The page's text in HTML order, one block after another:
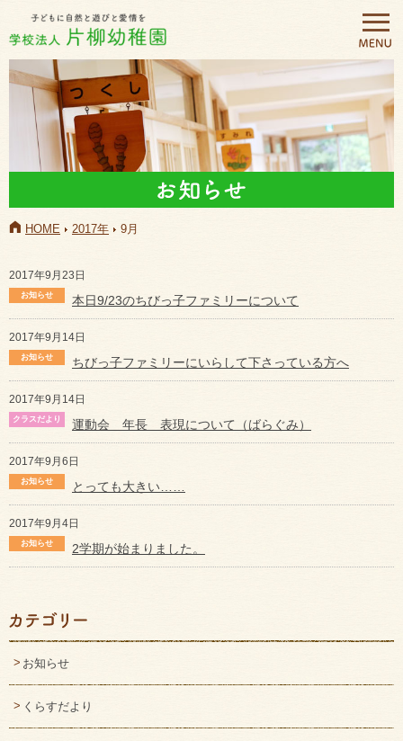
HOME 2017年 9月
2017年9月23日
本日9/23のちびっ子ファミリーについて
2017年9月14日
ちびっ子ファミリーにいらして下さっている方へ
2017年9月14日
運動会 年長 表現について（ばらぐみ）
2017年9月6日
とっても大きい……
2017年9月4日
2学期が始まりました。
お知らせ
くらすだより